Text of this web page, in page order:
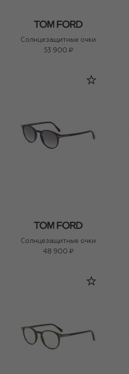
Солнцезащитные очки
53 900 ₽
Солнцезащитные очки
48 900 ₽